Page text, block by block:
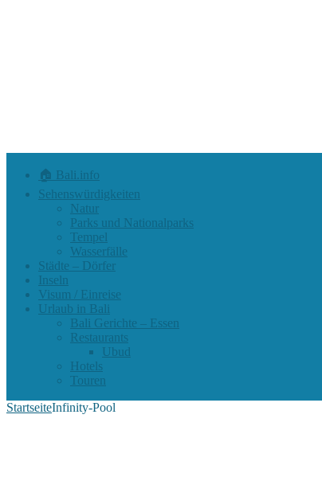
🏠 Bali.info
Sehenswürdigkeiten
Natur
Parks und Nationalparks
Tempel
Wasserfälle
Städte – Dörfer
Inseln
Visum / Einreise
Urlaub in Bali
Bali Gerichte – Essen
Restaurants
Ubud
Hotels
Touren
StartseiteInfinity-Pool